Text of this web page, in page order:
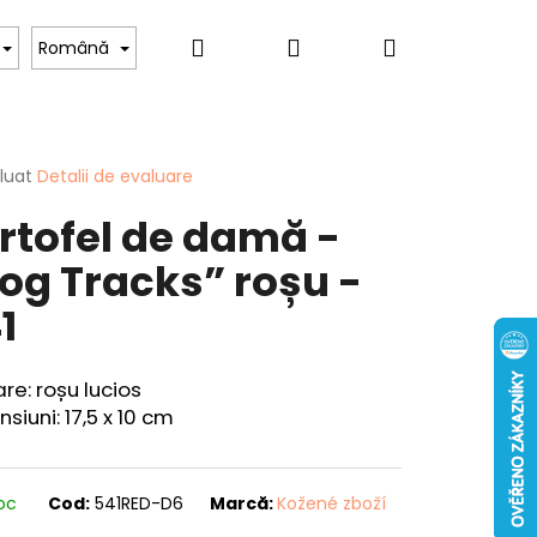
Pentru iubitorii de câini Pentru femei
Română CăutareAutentificare
Coş
Detalii de evaluare
de damă -
Tracks” roșu -
roșu lucios
17,5 x 10 cm
Cod: 541RED-D6 Marcă:Kožené zboží
- "CRAP" - 40